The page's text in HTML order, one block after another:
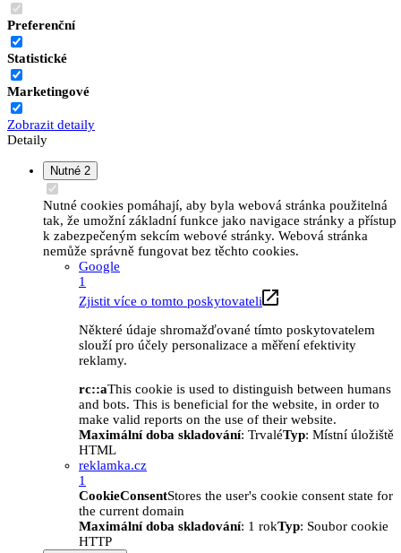
Preferenční
Statistické
Marketingové
Zobrazit detaily
Detaily
Nutné 2
Nutné cookies pomáhají, aby byla webová stránka použitelná
tak, že umožní základní funkce jako navigace stránky a přístup
k zabezpečeným sekcím webové stránky. Webová stránka
nemůže správně fungovat bez těchto cookies.
Google
1
Zjistit více o tomto poskytovateli
Některé údaje shromažďované tímto poskytovatelem
slouží pro účely personalizace a měření efektivity
reklamy.
rc::aThis cookie is used to distinguish between humans
and bots. This is beneficial for the website, in order to
make valid reports on the use of their website.
Maximální doba skladování: TrvaléTyp: Místní úložiště
HTML
reklamka.cz
1
CookieConsentStores the user's cookie consent state for
the current domain
Maximální doba skladování: 1 rokTyp: Soubor cookie
HTTP